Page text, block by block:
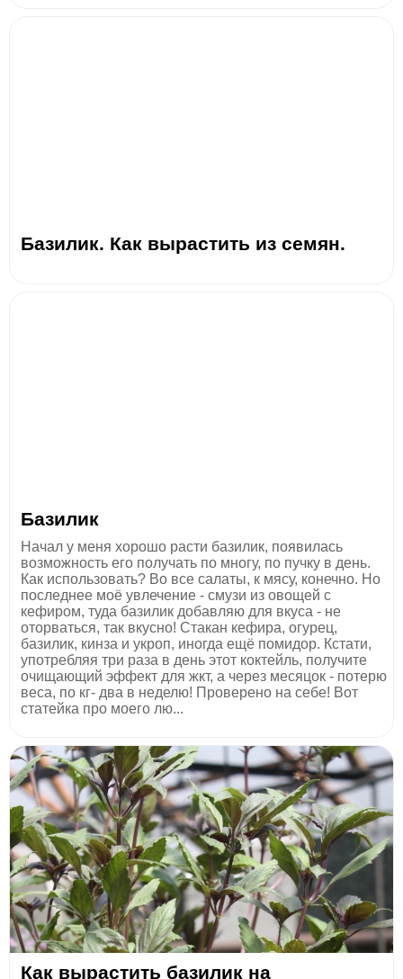
Базилик. Как вырастить из семян.
Базилик
Начал у меня хорошо расти базилик, появилась
возможность его получать по многу, по пучку в день.
Как использовать? Во все салаты, к мясу, конечно. Но
последнее моё увлечение - смузи из овощей с
кефиром, туда базилик добавляю для вкуса - не
оторваться, так вкусно! Стакан кефира, огурец,
базилик, кинза и укроп, иногда ещё помидор. Кстати,
употребляя три раза в день этот коктейль, получите
очищающий эффект для жкт, а через месяцок - потерю
веса, по кг- два в неделю! Проверено на себе! Вот
статейка про моего лю...
Как вырастить базилик на